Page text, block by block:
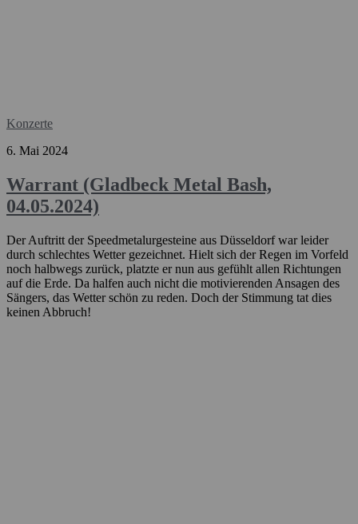
Konzerte
6. Mai 2024
Warrant (Gladbeck Metal Bash,
04.05.2024)
Der Auftritt der Speedmetalurgesteine aus Düsseldorf war leider
durch schlechtes Wetter gezeichnet. Hielt sich der Regen im Vorfeld
noch halbwegs zurück, platzte er nun aus gefühlt allen Richtungen
auf die Erde. Da halfen auch nicht die motivierenden Ansagen des
Sängers, das Wetter schön zu reden. Doch der Stimmung tat dies
keinen Abbruch!